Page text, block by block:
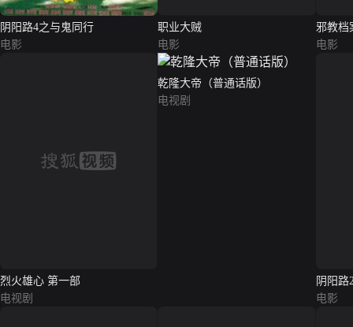
阴阳路4之与鬼同行
电影
职业大贼
电影
邪教档
电影
烈火雄心 第一部
电视剧
乾隆大帝（普通话版）
电视剧
阴阳
版）
电影